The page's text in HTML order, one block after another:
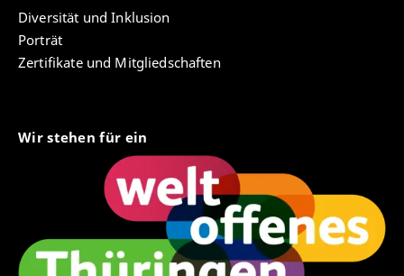
Diversität und Inklusion
Porträt
Zertifikate und Mitgliedschaften
Wir stehen für ein